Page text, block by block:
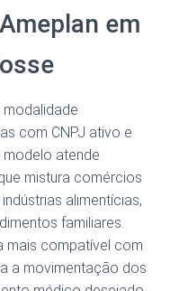
em
com CNPJ ativo e
modelo atende
mistura comércios
alimentícias,
familiares.
mais compatível com
a movimentação dos